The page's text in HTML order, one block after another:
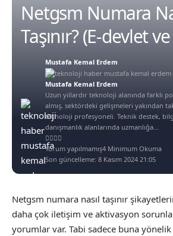
Netgsm Numara
Taşınır? (E-devlet
Son güncelleme: 8 Kasım 2024 21:05
Mustafa Kemal Erdem
Mustafa Kemal Erdem
Uzun yıllardır teknoloji alanında farklı
almış, sektördeki gelişmeleri yakından
teknoloji profesyoneli. Teknik destek,
danışmanlık alanlarında uzmanlığa...
Yorum yapılmamış4 Minimum Okuma
Netgsm numara nasıl taşınır
daha çok iletişim ve aktivasyon
yorumlar var. Tabi sadece buna